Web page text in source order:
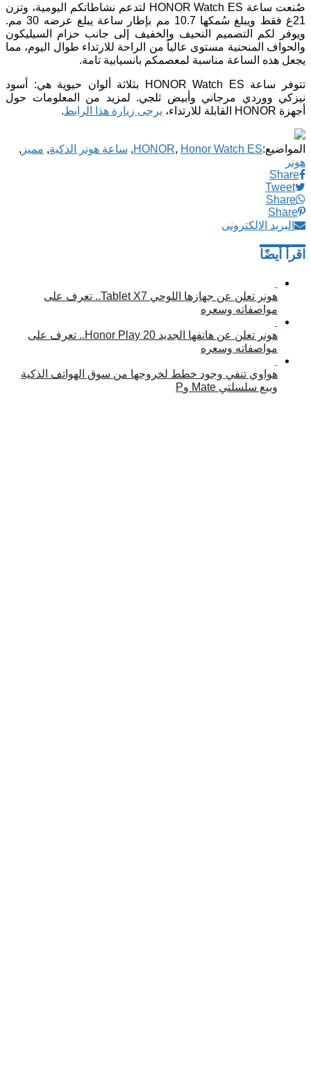
صُنعت ساعة HONOR Watch ES لتدعم نشاطاتكم اليومية، وتزن
21غ فقط ويبلغ سُمكها 10.7 مم بإطار ساعة يبلغ عرضه 30 مم.
ويوفر لكم التصميم النحيف والخفيف إلى جانب حزام السيليكون
والحواف المنحنية مستوى عالياً من الراحة للارتداء طوال اليوم، مما
يجعل هذه الساعة مناسبة لمعصمكم بانسيابية تامة.
تتوفر ساعة HONOR Watch ES بثلاثة ألوان حيوية هي: أسود
نيزكي ووردي مرجاني وأبيض ثلجي. لمزيد من المعلومات حول
أجهزة HONOR القابلة للارتداء،
يرجى زيارة هذا الرابط.
المواضيع: HONOR, Honor Watch ES
, ساعة هونر الذكية, مميز ,
هونر
Share
Tweet
Share
Share
البريد الالكترونى
اقرأ أيضًا
هونر تعلن عن جهازها اللوحي Tablet X7.. تعرف على
مواصفاته وسعره
هونر تعلن عن هاتفها الجديد Honor Play 20.. تعرف على
مواصفاته وسعره
هواوي تنفي وجود خطط لخروجها من سوق الهواتف الذكية
وبيع سلسلتي Mate وP